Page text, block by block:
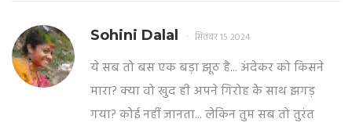
Sohini Dalal सितंबर 15 2024
ये सब तो बस एक बड़ा झूठ है... अंदेकर को किसने
मारा? क्या वो खुद ही अपने गिरोह के साथ झगड़
गया? कोई नहीं जानता... लेकिन तुम सब तो तुरंत